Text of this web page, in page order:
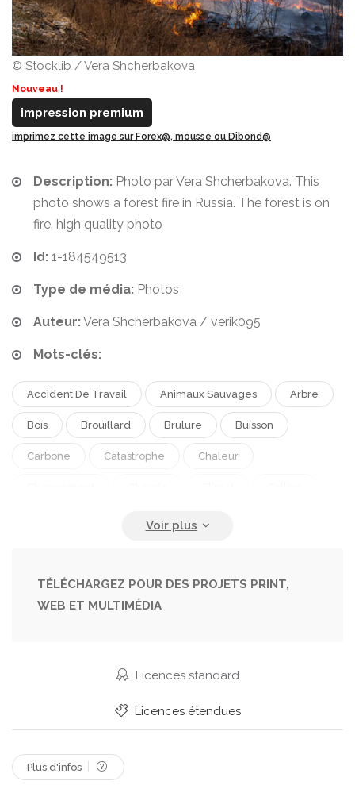
© Stocklib / Vera Shcherbakova
Nouveau !
impression premium
imprimez cette image sur Forex@, mousse ou Dibond@
Description: Photo par Vera Shcherbakova. This
photo shows a forest fire in Russia. The forest is on
fire. high quality photo
Id: 1-184549513
Type de média: Photos
Auteur:Vera Shcherbakova / verik095
Mots-clés:
Accident De Travail Animaux Sauvages Arbre
Bois Brouillard Brulure Buisson
Carbone Catastrophe Chaleur
Flamme Fond Foret Fumée
L Europe La Pollution
TÉLÉCHARGEZ POUR DES PROJETS PRINT,
WEB ET MULTIMÉDIA
Licences standard
Licences étendues
Plus d'infos